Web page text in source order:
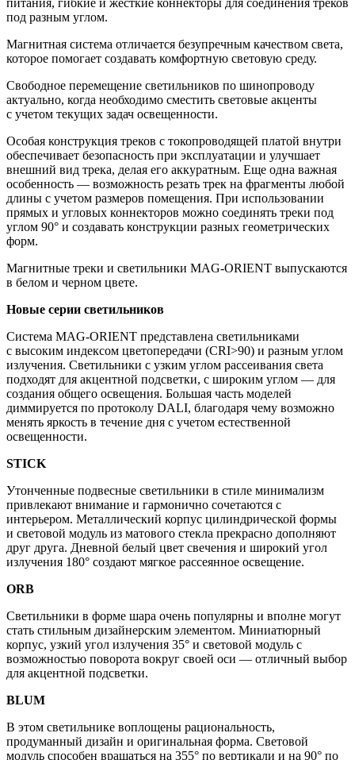
под разным углом.
Магнитная система отличается безупречным качеством света,
которое помогает создавать комфортную световую среду.
Свободное перемещение светильников по шинопроводу
актуально, когда необходимо сместить световые акценты
с учетом текущих задач освещенности.
Особая конструкция треков с токопроводящей платой внутри
обеспечивает безопасность при эксплуатации и улучшает
внешний вид трека, делая его аккуратным. Еще одна важная
особенность — возможность резать трек на фрагменты любой
длины с учетом размеров помещения. При использовании
прямых и угловых коннекторов можно соединять треки под
углом 90° и создавать конструкции разных геометрических
форм.
Магнитные треки и светильники MAG-ORIENT выпускаются
в белом и черном цвете.
Новые серии светильников
Система MAG-ORIENT представлена светильниками
с высоким индексом цветопередачи (CRI>90) и разным углом
излучения. Светильники с узким углом рассеивания света
подходят для акцентной подсветки, с широким углом — для
создания общего освещения. Большая часть моделей
диммируется по протоколу DALI, благодаря чему возможно
менять яркость в течение дня с учетом естественной
освещенности.
STICK
Утонченные подвесные светильники в стиле минимализм
привлекают внимание и гармонично сочетаются с
интерьером. Металлический корпус цилиндрической формы
и световой модуль из матового стекла прекрасно дополняют
друг друга. Дневной белый цвет свечения и широкий угол
излучения 180° создают мягкое рассеянное освещение.
ORB
Светильники в форме шара очень популярны и вполне могут
стать стильным дизайнерским элементом. Миниатюрный
корпус, узкий угол излучения 35° и световой модуль с
возможностью поворота вокруг своей оси — отличный выбор
для акцентной подсветки.
BLUM
В этом светильнике воплощены рациональность,
продуманный дизайн и оригинальная форма. Световой
модуль способен вращаться на 355° по вертикали и на 90° по